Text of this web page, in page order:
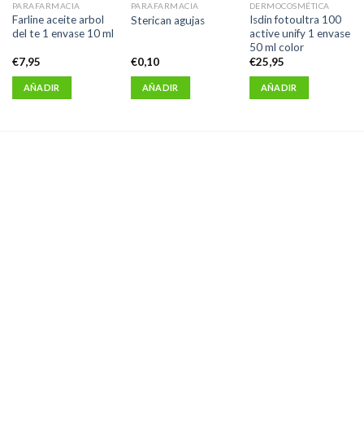
PARAFARMACIA
Farline aceite arbol
del te 1 envase 10 ml
€7,95
AÑADIR
PARAFARMACIA
Sterican agujas
€0,10
AÑADIR
DERMOCOSMÉTICA
Isdin fotoultra 100
active unify 1 envase
50 ml color
€25,95
AÑADIR